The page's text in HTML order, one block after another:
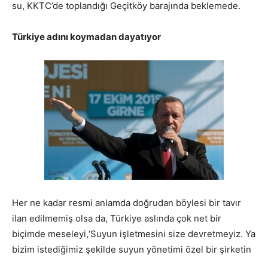
su, KKTC’de toplandığı Geçitköy barajında beklemede.
Türkiye adını koymadan dayatıyor
Her ne kadar resmi anlamda doğrudan böylesi bir tavır
ilan edilmemiş olsa da, Türkiye aslında çok net bir
biçimde meseleyi,‘Suyun işletmesini size devretmeyiz. Ya
bizim istediğimiz şekilde suyun yönetimi özel bir şirketin